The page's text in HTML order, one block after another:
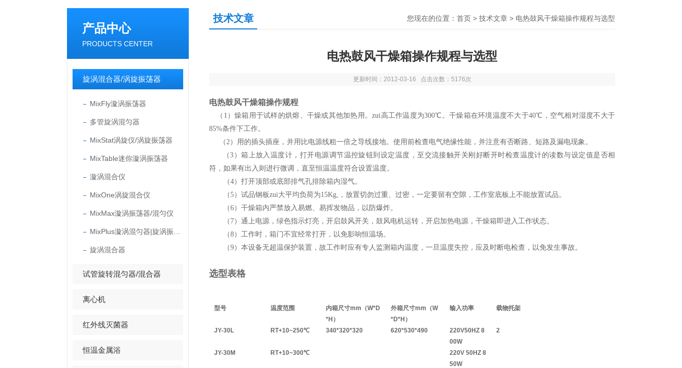
产品中心
PRODUCTS CENTER
旋涡混合器/涡旋振荡器
MixFly漩涡振荡器
多管旋涡混匀器
MixStat涡旋仪/涡旋振荡器
MixTable迷你漩涡振荡器
漩涡混合仪
MixOne涡旋混合仪
MixMax漩涡振荡器/混匀仪
旋涡混合器
试管旋转混匀器/混合器
离心机
红外线灭菌器
恒温金属浴
技术文章 您现在的位置： 首页 > 技术文章 > 电热鼓风干燥箱操作规程与选型
电热鼓风干燥箱操作规程与选型
更新时间：2012-03-16 点击次数：5176次
电热鼓风干燥箱操作规程
（1）燥箱用于试样的烘熔、干燥或其他加热用。zui高工作温度为300℃。干燥箱在环境温度不大于40℃，空气相对湿度不大于
85%条件下工作。
（2）用的插头插座，并用比电源线粗一倍之导线接地。使用前检查电气绝缘性能，并注意有否断路、短路及漏电现象。
（3）箱上放入温度计，打开电源调节温控旋钮到设定温度，至交流接触开关刚好断开时检查温度计的读数与设定值是否相
符，如果有出入则进行微调，直至恒温温度符合设置温度。
（4）打开顶部或底部排气孔排除箱内湿气。
（5）试品钢板zui大平均负荷为15Kg,，放置切勿过重、过密，一定要留有空隙，工作室底板上不能放置试品。
（6）干燥箱内严禁放入易燃、易挥发物品，以防爆炸。
（7）通上电源，绿色指示灯亮，开启鼓风开关，鼓风电机运转，开启加热电源，干燥箱即进入工作状态。
（8）工作时，箱门不宜经常打开，以免影响恒温场。
（9）本设备无超温保护装置，故工作时应有专人监测箱内温度，一旦温度失控，应及时断电检查，以免发生事故。
选型表格
型号 温度范围 内箱尺寸mm（W*D
*H ）
外箱尺寸mm（W
*D*H ）
输入功率 载物托架
JY-30L RT+10~250℃ 340*320*320 620*530*490
220V50HZ 8
00W
2
JY-30M RT+10~300℃
220V 50HZ 8
50W